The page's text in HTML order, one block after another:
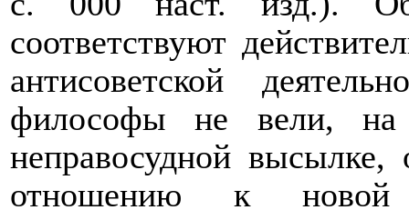
соответствуют
антисоветской
философы не вели, на
неправосудной
отношению к новой